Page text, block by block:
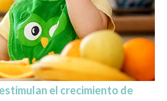
el crecimiento de